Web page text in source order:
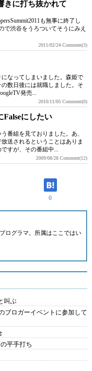
きに打ち抜かれて
も無事に終了し
で渋谷をうろついてそうにみえ
2011/02/24 Comment(3)
なってしまいました。森姫で
数日後には就職しました。そ
発売...
2010/11/05 Comment(0)
Falseにしたい
番組を見ておりました。あ、
送されるということはありま
すが、その番組中...
2009/08/28 Comment(12)
0
ログラマ。所属はここではい
叫ぶ
ブロガーイベントに参加して
平手打ち